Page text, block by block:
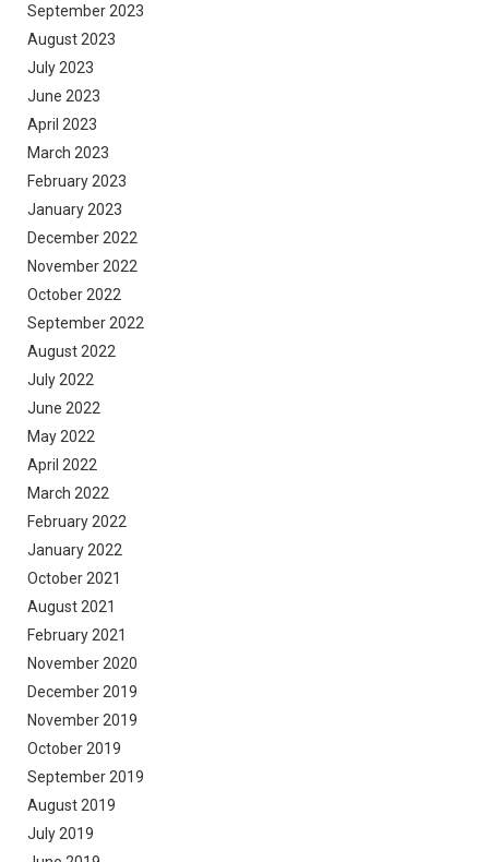
September 2023
August 2023
July 2023
June 2023
April 2023
March 2023
February 2023
January 2023
December 2022
November 2022
October 2022
September 2022
August 2022
July 2022
June 2022
May 2022
April 2022
March 2022
February 2022
January 2022
October 2021
August 2021
February 2021
November 2020
December 2019
November 2019
October 2019
September 2019
August 2019
July 2019